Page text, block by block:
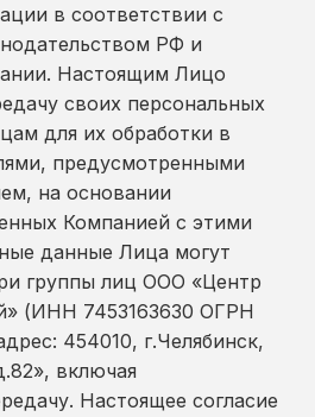
в соответствии с
РФ и
Настоящим Лицо
своих персональных
для их обработки в
предусмотренными
на основании
Компанией с этими
данные Лица могут
группы лиц ООО «Центр
(ИНН 7453163630 ОГРН
454010, г.Челябинск,
включая
Настоящее согласие